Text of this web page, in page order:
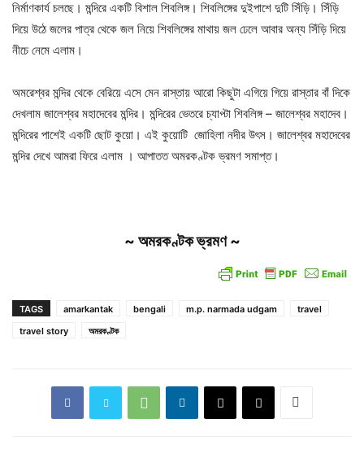
নির্মাণকার্য চলছে। মন্দিরে একটি বিশাল শিবলিঙ্গ। শিবলিঙ্গের দুইপাশে দুটি সিঁড়ি। সিঁড়ি
দিয়ে উঠে জলের পাত্র থেকে জল নিয়ে শিবলিঙ্গের মাথায় জল ঢেলে আবার অন্য সিঁড়ি দিয়ে
নীচে নেমে এলাম।
অমরেশ্বর মন্দির থেকে বেরিয়ে এসে মেন রাস্তায় আরো কিছুটা এগিয়ে গিয়ে রাস্তার বাঁ দিকে
দেখলাম জালেশ্বর মহাদেবের মন্দির। মন্দিরের ভেতরে চ্যাপ্টা শিবলিঙ্গ – জালেশ্বর মহাদেব।
মন্দিরের পাশেই একটি ছোট কুয়ো। এই কুয়োটি জোহিলা নদীর উৎস। জালেশ্বর মহাদেবের
মন্দির দেখে আমরা ফিরে এলাম । আপাতত অমরকণ্টক ভ্রমণ সমাপ্ত।
~ অমরকণ্টক ভ্রমণ ~
TAGS amarkantak bengali m.p. narmada udgam
travel
travel story
অমরকণ্টক